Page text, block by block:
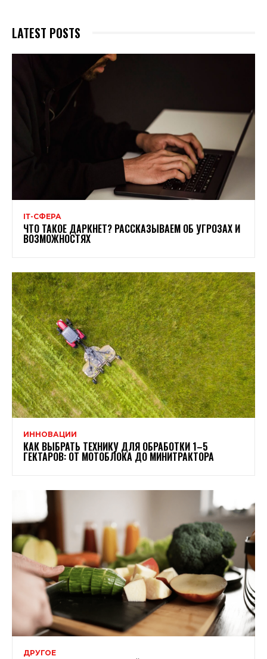
LATEST POSTS
ІТ-СФЕРА
ЧТО ТАКОЕ ДАРКНЕТ? РАССКАЗЫВАЕМ ОБ УГРОЗАХ И
ВОЗМОЖНОСТЯХ
ИННОВАЦИИ
КАК ВЫБРАТЬ ТЕХНИКУ ДЛЯ ОБРАБОТКИ 1–5
ГЕКТАРОВ: ОТ МОТОБЛОКА ДО МИНИТРАКТОРА
ДРУГОЕ